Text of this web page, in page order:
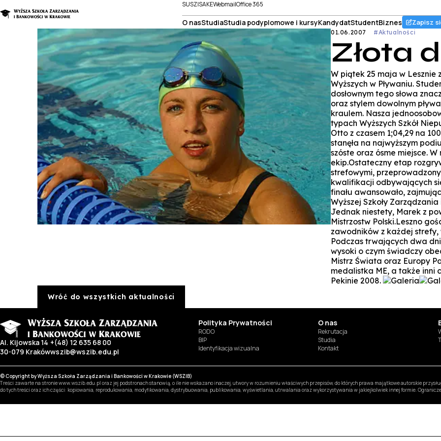
SUSZISAKEWebmailOffice 365
O nasStudiaStudia podyplomowe i kursyKandydatStudentBiznes Zapisz
01.06.2007 #Aktualności
Złota
W piątek 25 maja w Lesznie
Wyższych w Pływaniu.
dosłownym tego słowa
oraz stylem dowolnym
kraulem. Nasza
typach Wyższych Szkół
Otto z czasem 1;04,29 na
stanęła na najwyższym
szóste oraz ósme miejsce.
ekip.Ostateczny etap
strefowymi,
kwalifikacji odbywających
finału awansowało,
Wyższej Szkoły
Jednak niestety, Marek z
Mistrzostw Polski.Leszno
zawodników z każdej strefy,
Podczas trwających dwa
wysoki o czym świadczy
Mistrz Świata oraz Europy
medalistka ME, a także inni
Pekinie 2008.
Wróć do wszystkich aktualności
Al. Kijowska 14
30-079 Kraków
+(48) 12 635 68 00
wszib@wszib.edu.pl
Polityka Prywatności
RODO
BIP
Identyfikacja wizualna
O nas
Rekrutacja
Studia
Kontakt
© Copyright by Wyższa Szkoła Zarządzania i Bankowości w Krakowie (WSZIB)
Treści zawarte na stronie www.wszib.edu.pl oraz jej podstronach stanowią, o ile nie wskazano inaczej, utwory w rozumieniu właściwych przepisów, do których prawa majątkowe autorskie
do tych treści oraz ich części: kopiowania, reprodukowania, modyfikowania, dystrybuowania, publikowania, wyświetlania, utrwalania oraz wykorzystywania w jakiejkolwiek innej formie.